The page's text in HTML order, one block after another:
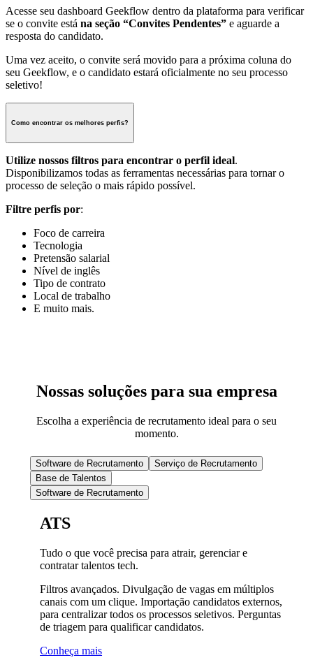
Acesse seu dashboard Geekflow dentro da plataforma para verificar
se o convite está na seção “Convites Pendentes” e aguarde a
resposta do candidato.
Uma vez aceito, o convite será movido para a próxima coluna do
seu Geekflow, e o candidato estará oficialmente no seu processo
seletivo!
Como encontrar os melhores perfis?
Utilize nossos filtros para encontrar o perfil ideal.
Disponibilizamos todas as ferramentas necessárias para tornar o
processo de seleção o mais rápido possível.
Filtre perfis por:
Foco de carreira
Tecnologia
Pretensão salarial
Nível de inglês
Tipo de contrato
Local de trabalho
E muito mais.
Nossas soluções para sua empresa
Escolha a experiência de recrutamento ideal para o seu
momento.
Software de Recrutamento
Serviço de Recrutamento
Base de Talentos
Software de Recrutamento
ATS
Tudo o que você precisa para atrair, gerenciar e
contratar talentos tech.
Filtros avançados. Divulgação de vagas em múltiplos
canais com um clique. Importação candidatos externos,
para centralizar todos os processos seletivos. Perguntas
de triagem para qualificar candidatos.
Conheça mais